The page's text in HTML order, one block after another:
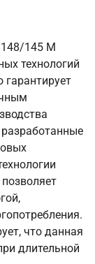
145 M
технологий
гарантирует
что данная
длительной